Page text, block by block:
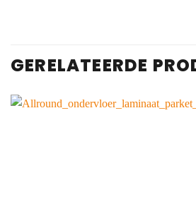
GERELATEERDE